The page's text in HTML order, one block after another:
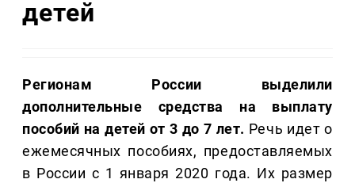
детей
Регионам России выделили
дополнительные средства на выплату
пособий на детей от 3 до 7 лет. Речь идет о
ежемесячных пособиях, предоставляемых
в России с 1 января 2020 года. Их размер